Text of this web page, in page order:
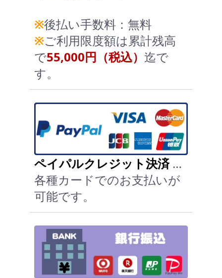
※後払い手数料：無料
※ご利用限度額は累計残高
で55,000円（税込） 迄で
す。
ペイパルクレジット決済…
各種カードでのお支払いが
可能です。